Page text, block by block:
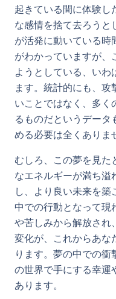
起きている間に体験し
な感情を捨て去ろうと
が活発に動いている時
がわかっていますが、
ようとしている、いわ
ます。統計的にも、攻
いことではなく、多く
るものだというデータ
める必要は全くありま
むしろ、この夢を見た
なエネルギーが満ち溢
し、より良い未来を
中での行動となって現
や苦しみから解放され
変化が、これからあな
ります。夢の中での
の世界で手にする幸運
あります。